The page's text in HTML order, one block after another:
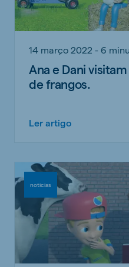
14 março 2022 - 6
Ana e Dani
de frangos.
Ler artigo
noticias